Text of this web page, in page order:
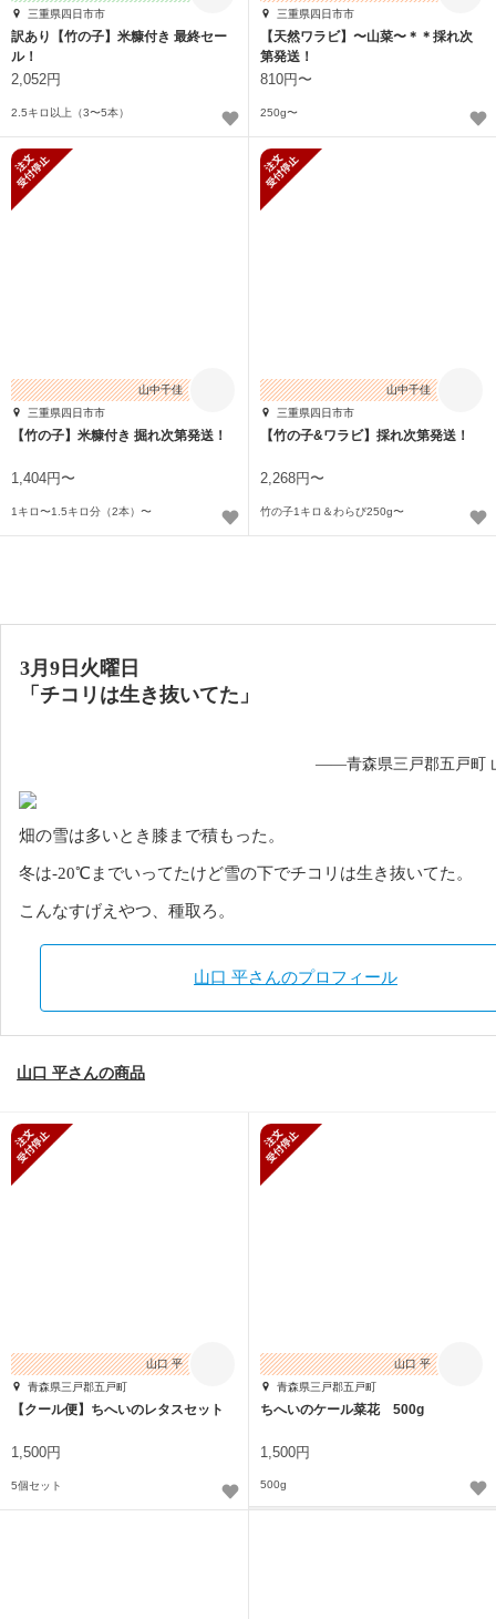
三重県四日市市
訳あり【竹の子】米糠付き 最終セー
ル！
2,052円
2.5キロ以上（3〜5本）
三重県四日市市
【天然ワラビ】〜山菜〜＊＊採れ次
第発送！
810円〜
250g〜
山中千佳
三重県四日市市
【竹の子】米糠付き 掘れ次第発送！
1,404円〜
1キロ〜1.5キロ分（2本）〜
山中千佳
三重県四日市市
【竹の子&ワラビ】採れ次第発送！
2,268円〜
竹の子1キロ＆わらび250g〜
3月9日火曜日
「 チコリは生き抜いてた 」
——青森県三戸郡五戸町
畑の雪は多いとき膝まで積もった。
冬は-20℃までいってたけど雪の下でチコリは生き抜いてた。
こんなすげえやつ、種取ろ。
山口 平さんのプロフィール
山口 平さんの商品
山口 平
青森県三戸郡五戸町
【クール便】ちへいのレタスセット
1,500円
5個セット
山口 平
青森県三戸郡五戸町
ちへいのケール菜花 500g
1,500円
500g